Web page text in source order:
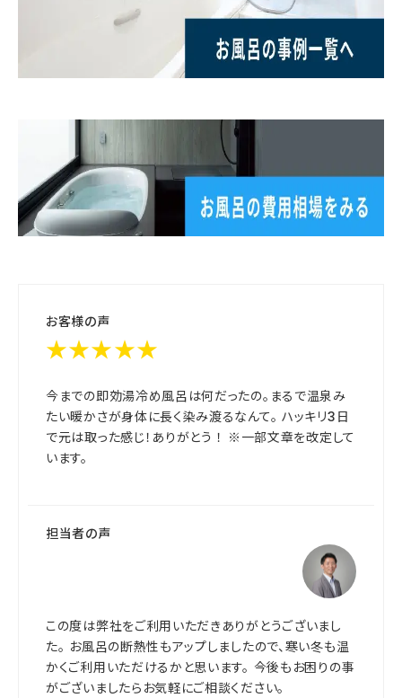
お客様の声
★★★★★
今までの即効湯冷め風呂は何だったの。まるで温泉み
たい暖かさが身体に長く染み渡るなんて。 ハッキリ3日
で元は取った感じ！ありがとう ！ ※一部文章を改定して
います。
担当者の声
この度は弊社をご利用いただきありがとうございまし
た。 お風呂の断熱性もアップしましたので、寒い冬も温
かくご利用いただけるかと思います。 今後もお困りの事
がございましたらお気軽にご相談ください。